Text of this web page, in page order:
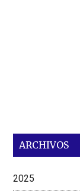
ARCHIVOS
2025